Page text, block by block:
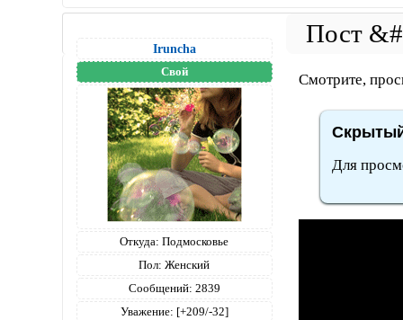
Iruncha
Свой
Откуда: Подмосковье
Пол: Женский
Сообщений: 2839
Уважение: [+209/-32]
Смотрите,
Для